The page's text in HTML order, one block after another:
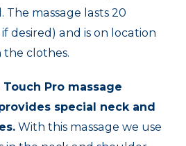
The massage lasts 20
if desired) and is on location
the clothes.
Touch Pro massage
special neck and
With this massage we use